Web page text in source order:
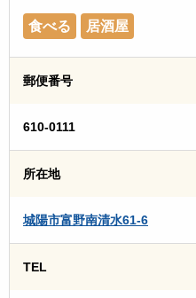
食べる 居酒屋
郵便番号
610-0111
所在地
城陽市富野南清水61-6
TEL